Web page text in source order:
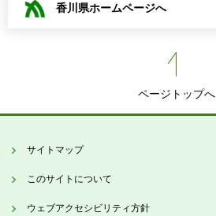
香川県ホームページへ
ページトップへ
サイトマップ
このサイトについて
ウェブアクセシビリティ方針